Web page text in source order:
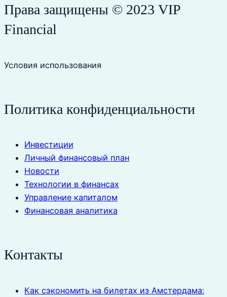
Права защищены © 2023 VIP
Financial
Условия использования
Политика конфиденциальности
Инвестиции
Личный финансовый план
Новости
Технологии в финансах
Управление капиталом
Финансовая аналитика
Контакты
Как сэкономить на билетах из Амстердама: